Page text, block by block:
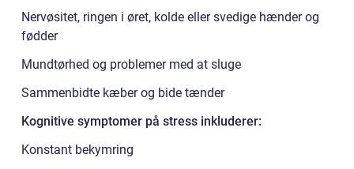
Nervøsitet, ringen i øret, kolde eller svedige hænder og
fødder
Mundtørhed og problemer med at sluge
Sammenbidte kæber og bide tænder
Kognitive symptomer på stress inkluderer:
Konstant bekymring